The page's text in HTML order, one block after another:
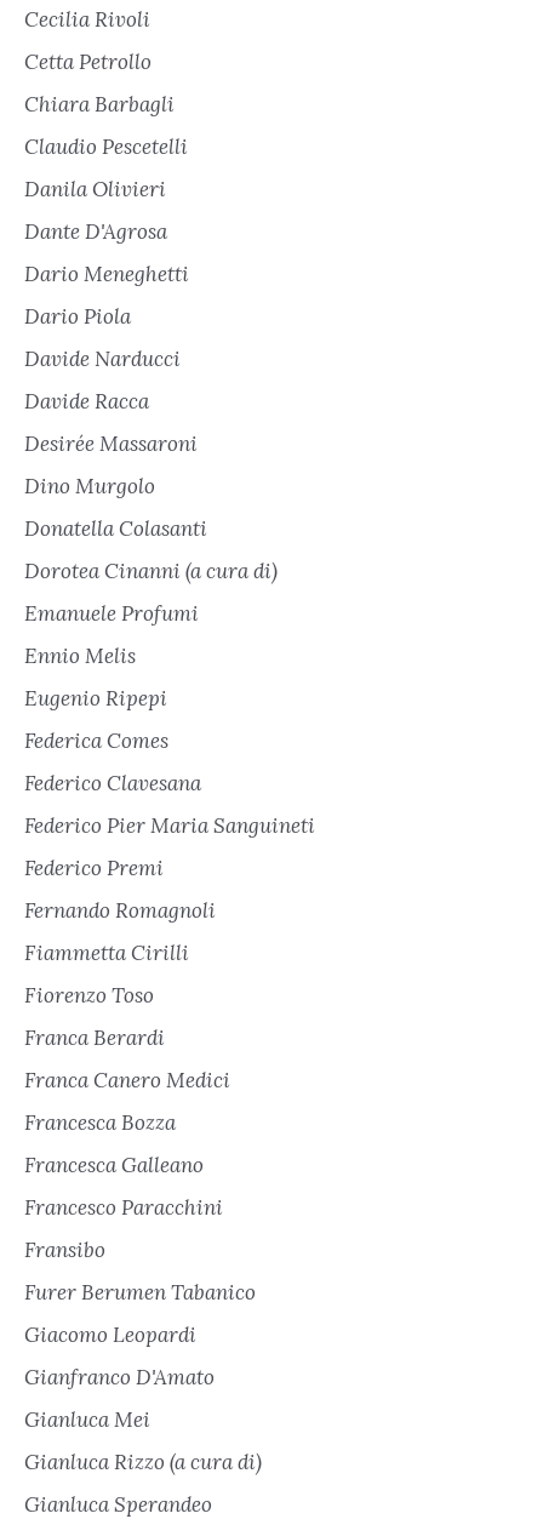
Cecilia Rivoli
Cetta Petrollo
Chiara Barbagli
Claudio Pescetelli
Danila Olivieri
Dante D'Agrosa
Dario Meneghetti
Dario Piola
Davide Narducci
Davide Racca
Desirée Massaroni
Dino Murgolo
Donatella Colasanti
Dorotea Cinanni (a cura di)
Emanuele Profumi
Ennio Melis
Eugenio Ripepi
Federica Comes
Federico Clavesana
Federico Pier Maria Sanguineti
Federico Premi
Fernando Romagnoli
Fiammetta Cirilli
Fiorenzo Toso
Franca Berardi
Franca Canero Medici
Francesca Bozza
Francesca Galleano
Francesco Paracchini
Fransibo
Furer Berumen Tabanico
Giacomo Leopardi
Gianfranco D'Amato
Gianluca Mei
Gianluca Rizzo (a cura di)
Gianluca Sperandeo